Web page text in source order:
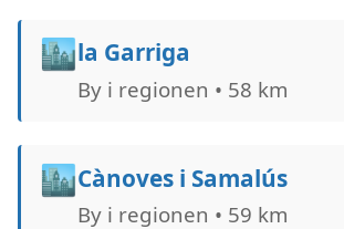
🏙️la Garriga
By i regionen • 58 km
🏙️Cànoves i Samalús
By i regionen • 59 km